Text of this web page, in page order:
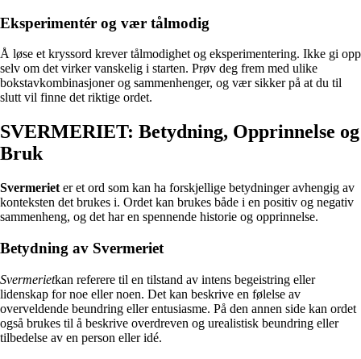
Eksperimentér og vær tålmodig
Å løse et kryssord krever tålmodighet og eksperimentering. Ikke gi opp
selv om det virker vanskelig i starten. Prøv deg frem med ulike
bokstavkombinasjoner og sammenhenger, og vær sikker på at du til
slutt vil finne det riktige ordet.
SVERMERIET: Betydning, Opprinnelse og
Bruk
Svermeriet er et ord som kan ha forskjellige betydninger avhengig av
konteksten det brukes i. Ordet kan brukes både i en positiv og negativ
sammenheng, og det har en spennende historie og opprinnelse.
Betydning av Svermeriet
Svermerietkan referere til en tilstand av intens begeistring eller
lidenskap for noe eller noen. Det kan beskrive en følelse av
overveldende beundring eller entusiasme. På den annen side kan ordet
også brukes til å beskrive overdreven og urealistisk beundring eller
tilbedelse av en person eller idé.